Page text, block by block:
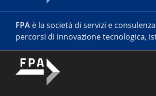
FPA è la società di servizi e
percorsi di innovazione tecnologica,